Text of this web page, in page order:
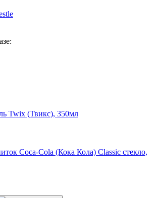
Twix (Твикс), 350мл
Coca-Cola (Кока Кола) Classic стекло,